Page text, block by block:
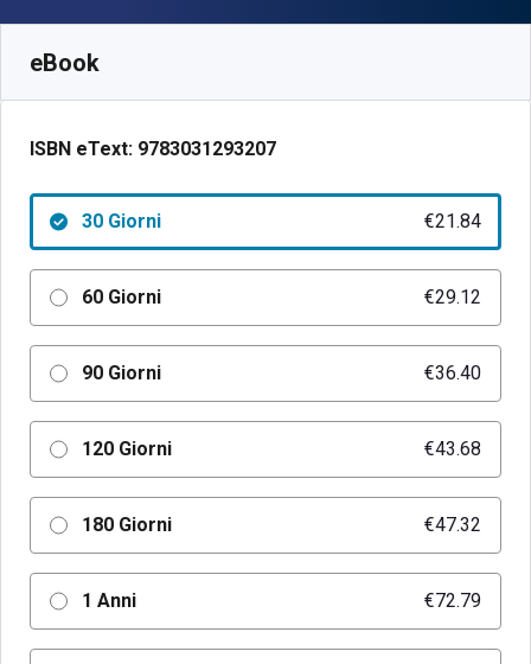
eBook
ISBN eText: 9783031293207
30 Giorni €21.84
60 Giorni €29.12
90 Giorni €36.40
120 Giorni €43.68
180 Giorni €47.32
1 Anni €72.79